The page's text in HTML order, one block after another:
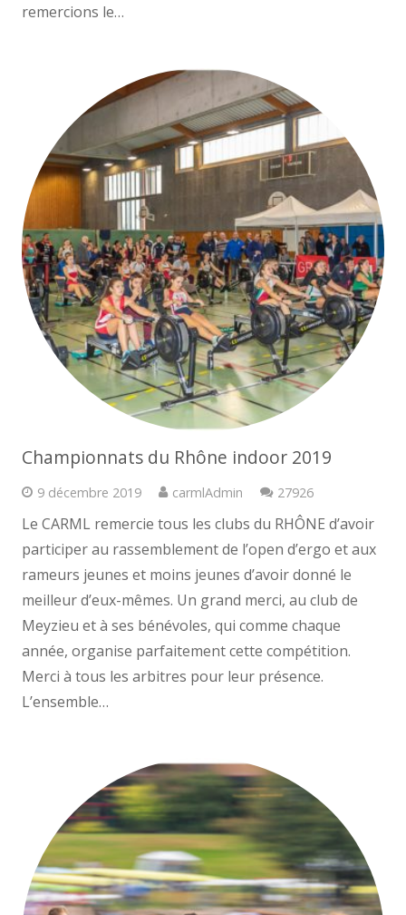
remercions le…
Championnats du Rhône indoor 2019
9 décembre 2019 carmlAdmin 27926Commentaires
Le CARML remercie tous les clubs du RHÔNE d’avoir
participer au rassemblement de l’open d’ergo et aux
rameurs jeunes et moins jeunes d’avoir donné le
meilleur d’eux-mêmes. Un grand merci, au club de
Meyzieu et à ses bénévoles, qui comme chaque
année, organise parfaitement cette compétition.
Merci à tous les arbitres pour leur présence.
L’ensemble…